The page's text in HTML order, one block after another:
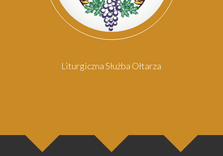
Liturgiczna Służba Ołtarza